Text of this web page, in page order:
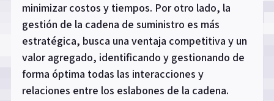
minimizar costos y tiempos. Por otro lado, la
gestión de la cadena de suministro es más
estratégica, busca una ventaja competitiva y un
valor agregado, identificando y gestionando de
forma óptima todas las interacciones y
relaciones entre los eslabones de la cadena.